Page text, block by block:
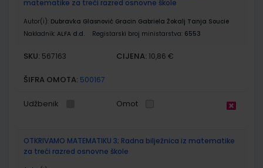
matematike za treći razred osnovne škole
Autor(i): Dubravka Glasnović Gracin Gabriela Žokalj Tanja Soucie
Nakladnik: ALFA d.d. Registarski broj ministarstva: 6553
SKU: 567163 CIJENA: 10,86 €
ŠIFRA OMOTA: 500167
Udžbenik Omot
OTKRIVAMO MATEMATIKU 3; Radna bilježnica iz matematike
za treći razred osnovne škole